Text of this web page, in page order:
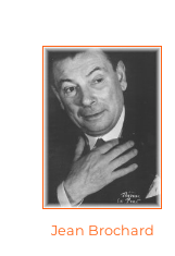
Jean Brochard